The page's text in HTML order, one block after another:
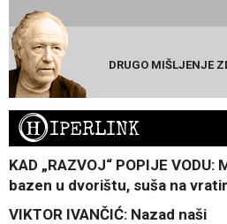
DRUGO MIŠLJENJE
HIPERLINK
KAD „RAZVOJ“ POPIJE
bazen u dvorištu, suša na
VIKTOR IVANČIĆ: Nazad naši